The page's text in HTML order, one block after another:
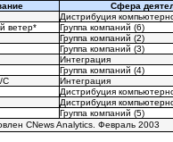
Сфера
Дистрибуция
ветер* Группа компаний (6)
Группа компаний (2)
Группа компаний (3)
Интеграция
Группа компаний (4)
С Интеграция
Дистрибуция
Дистрибуция
Группа компаний (5)
CNews Analytics. Февраль 2003